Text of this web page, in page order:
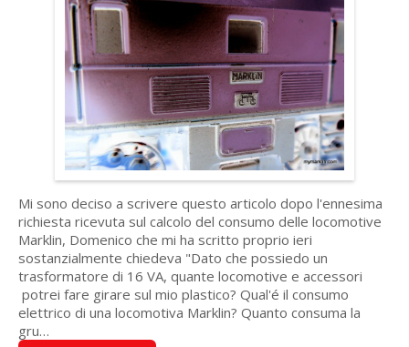
Mi sono deciso a scrivere questo articolo dopo l'ennesima
richiesta ricevuta sul calcolo del consumo delle locomotive
Marklin, Domenico che mi ha scritto proprio ieri
sostanzialmente chiedeva "Dato che possiedo un
trasformatore di 16 VA, quante locomotive e accessori
potrei fare girare sul mio plastico? Qual'é il consumo
elettrico di una locomotiva Marklin? Quanto consuma la
gru…